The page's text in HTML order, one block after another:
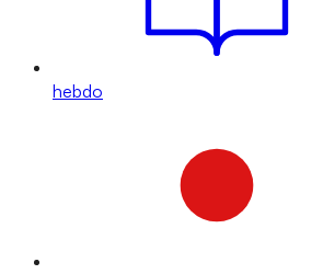
hebdo